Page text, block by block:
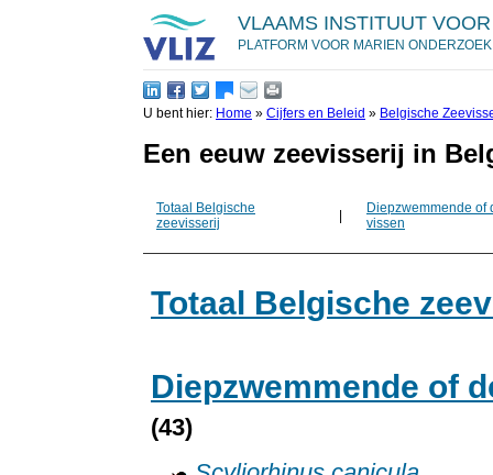
VLAAMS INSTITUUT
PLATFORM VOOR MARIEN ONDERZOEK
U bent hier: Home » Cijfers en Beleid » Belgische
Een eeuw zeevisserij in
Totaal Belgische
zeevisserij
Diepzwemmende of
vissen
Totaal Belgische
Diepzwemmende of
(43)